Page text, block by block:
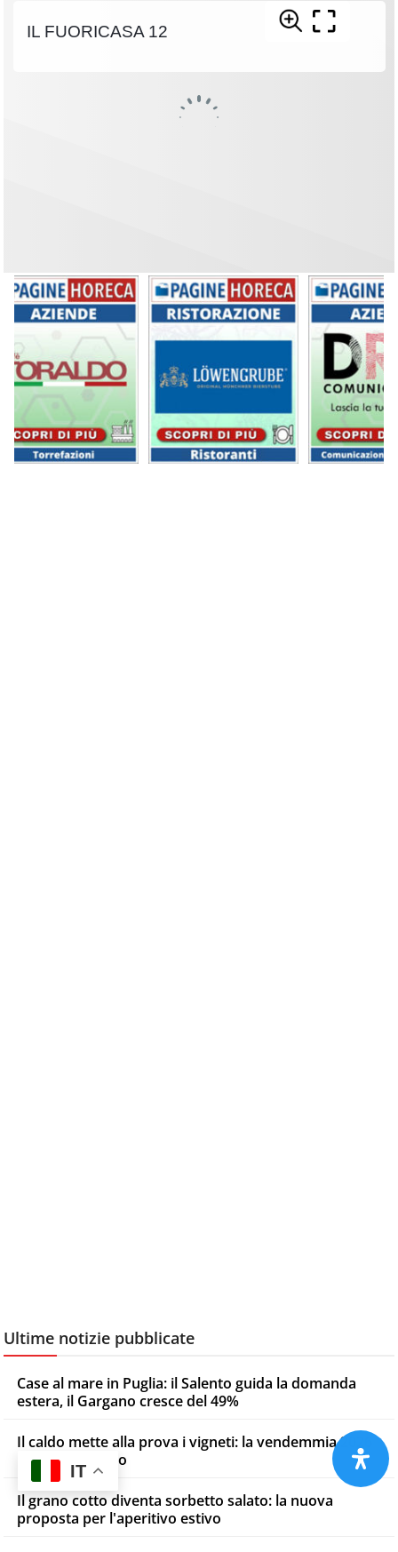
Ultime notizie pubblicate
Case al mare in Puglia: il Salento guida la domanda
estera, il Gargano cresce del 49%
Il caldo mette alla prova i vigneti: la vendemmia 2026
parte in anticipo
Il grano cotto diventa sorbetto salato: la nuova
proposta per l'aperitivo estivo
IT